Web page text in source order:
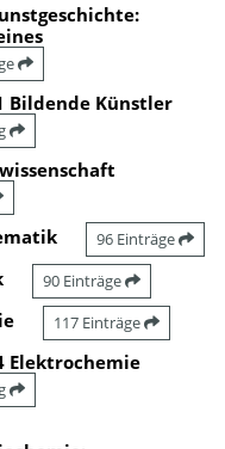
Bildende Künstler
96 Einträge
90 Einträge
117 Einträge
Elektrochemie